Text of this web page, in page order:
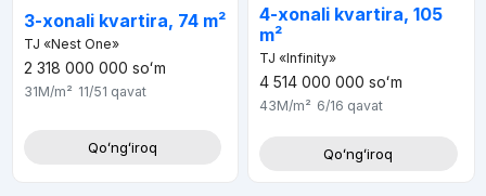
3-xonali kvartira, 74 m²
TJ «Nest One»
2 318 000 000 soʻm
31M/m² 11/51 qavat
Qoʻngʻiroq
4-xonali kvartira, 105
m²
TJ «Infinity»
4 514 000 000 soʻm
43M/m² 6/16 qavat
Qoʻngʻiroq